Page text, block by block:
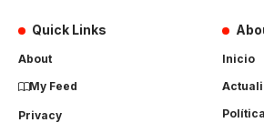
Quick Links
About
My Feed
Privacy
Inicio
Política